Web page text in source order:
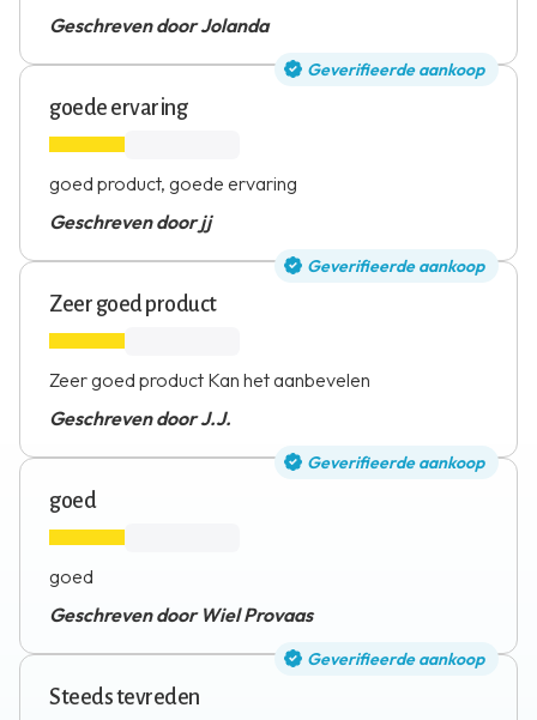
Geschreven door Jolanda
Geverifieerde aankoop
goede ervaring
goed product, goede ervaring
Geschreven door jj
Geverifieerde aankoop
Zeer goed product
Zeer goed product Kan het aanbevelen
Geschreven door J.J.
Geverifieerde aankoop
goed
goed
Geschreven door Wiel Provaas
Geverifieerde aankoop
Steeds tevreden